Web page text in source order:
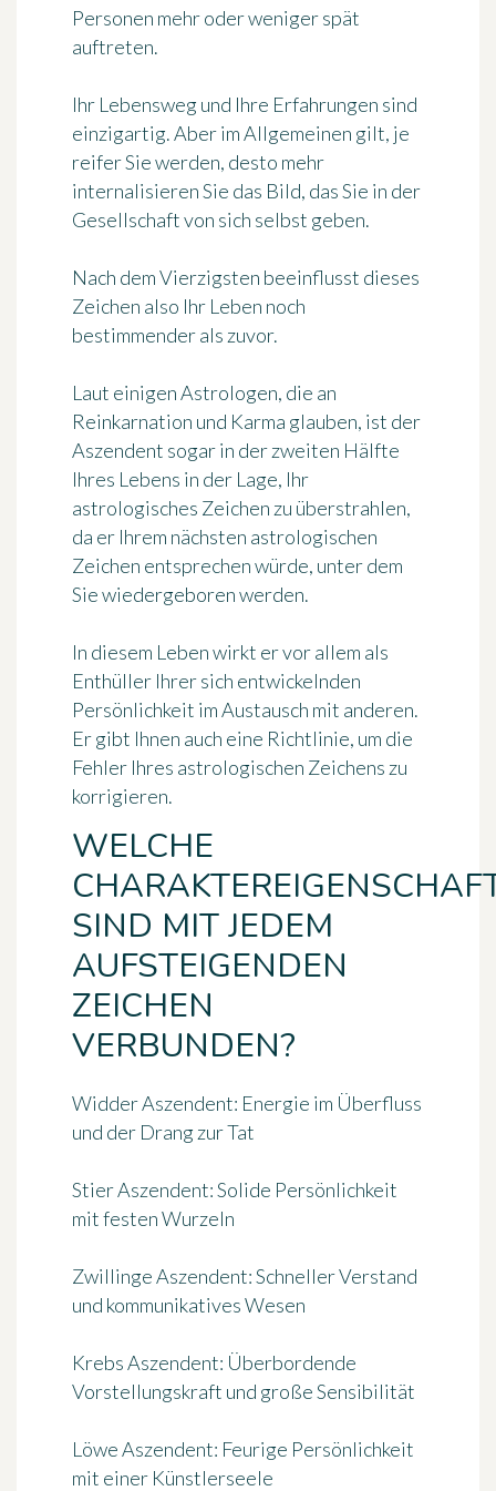
Personen mehr oder weniger spät
auftreten.
Ihr Lebensweg und Ihre Erfahrungen sind
einzigartig. Aber im Allgemeinen gilt, je
reifer Sie werden, desto mehr
internalisieren Sie das Bild, das Sie in der
Gesellschaft von sich selbst geben.
Nach dem Vierzigsten beeinflusst dieses
Zeichen also Ihr Leben noch
bestimmender als zuvor.
Laut einigen Astrologen, die an
Reinkarnation und Karma glauben, ist der
Aszendent sogar in der zweiten Hälfte
Ihres Lebens in der Lage, Ihr
astrologisches Zeichen zu überstrahlen,
da er Ihrem nächsten astrologischen
Zeichen entsprechen würde, unter dem
Sie wiedergeboren werden.
In diesem Leben wirkt er vor allem als
Enthüller Ihrer sich entwickelnden
Persönlichkeit im Austausch mit anderen.
Er gibt Ihnen auch eine Richtlinie, um die
Fehler Ihres astrologischen Zeichens zu
korrigieren.
WELCHE
SIND MIT JEDEM
AUFSTEIGENDEN
ZEICHEN
VERBUNDEN?
Widder Aszendent: Energie im Überfluss
und der Drang zur Tat
Stier Aszendent: Solide Persönlichkeit
mit festen Wurzeln
Zwillinge Aszendent: Schneller Verstand
und kommunikatives Wesen
Krebs Aszendent: Überbordende
Vorstellungskraft und große Sensibilität
Löwe Aszendent: Feurige Persönlichkeit
mit einer Künstlerseele